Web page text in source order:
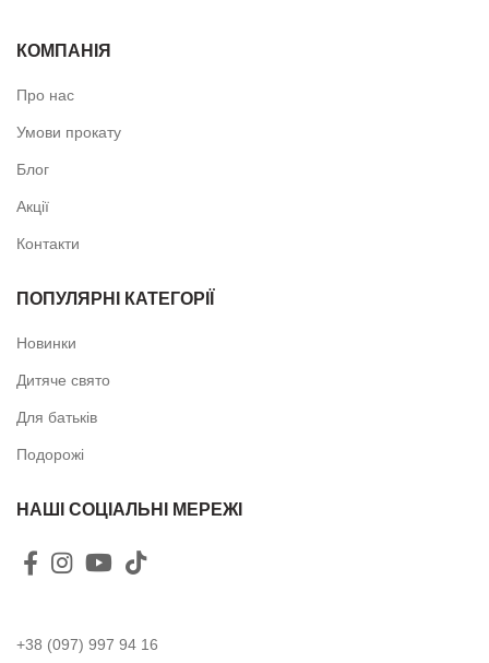
КОМПАНІЯ
Про нас
Умови прокату
Блог
Акції
Контакти
ПОПУЛЯРНІ КАТЕГОРІЇ
Новинки
Дитяче свято
Для батьків
Подорожі
НАШІ СОЦІАЛЬНІ МЕРЕЖІ
+38 (097) 997 94 16